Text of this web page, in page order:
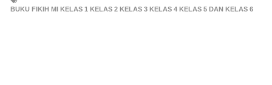
BUKU FIKIH MI KELAS 1 KELAS 2 KELAS 3 KELAS 4 KELAS 5 DAN KELAS 6